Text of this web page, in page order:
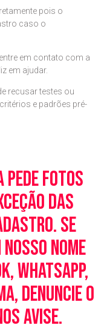
pois o
caso o
em contato com a
em ajudar.
recusar testes ou
e padrões pré-
pede fotos
das
Se
nome
WhatsApp,
denuncie o
avise.